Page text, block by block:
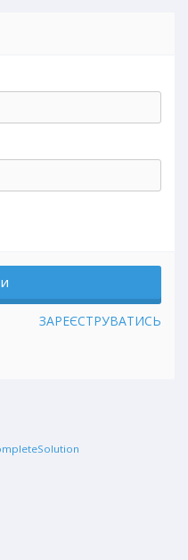
ЗАРЕЄСТРУВАТИСЬ